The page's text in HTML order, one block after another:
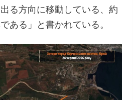
る方向に移動している、約
ある」と書かれている。